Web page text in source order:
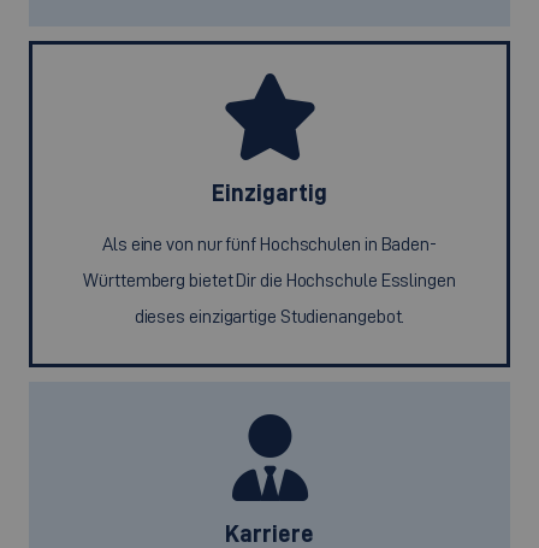
Einzigartig
Als eine von nur fünf Hochschulen in Baden-
Württemberg bietet Dir die Hochschule Esslingen
dieses einzigartige Studienangebot.
Karriere